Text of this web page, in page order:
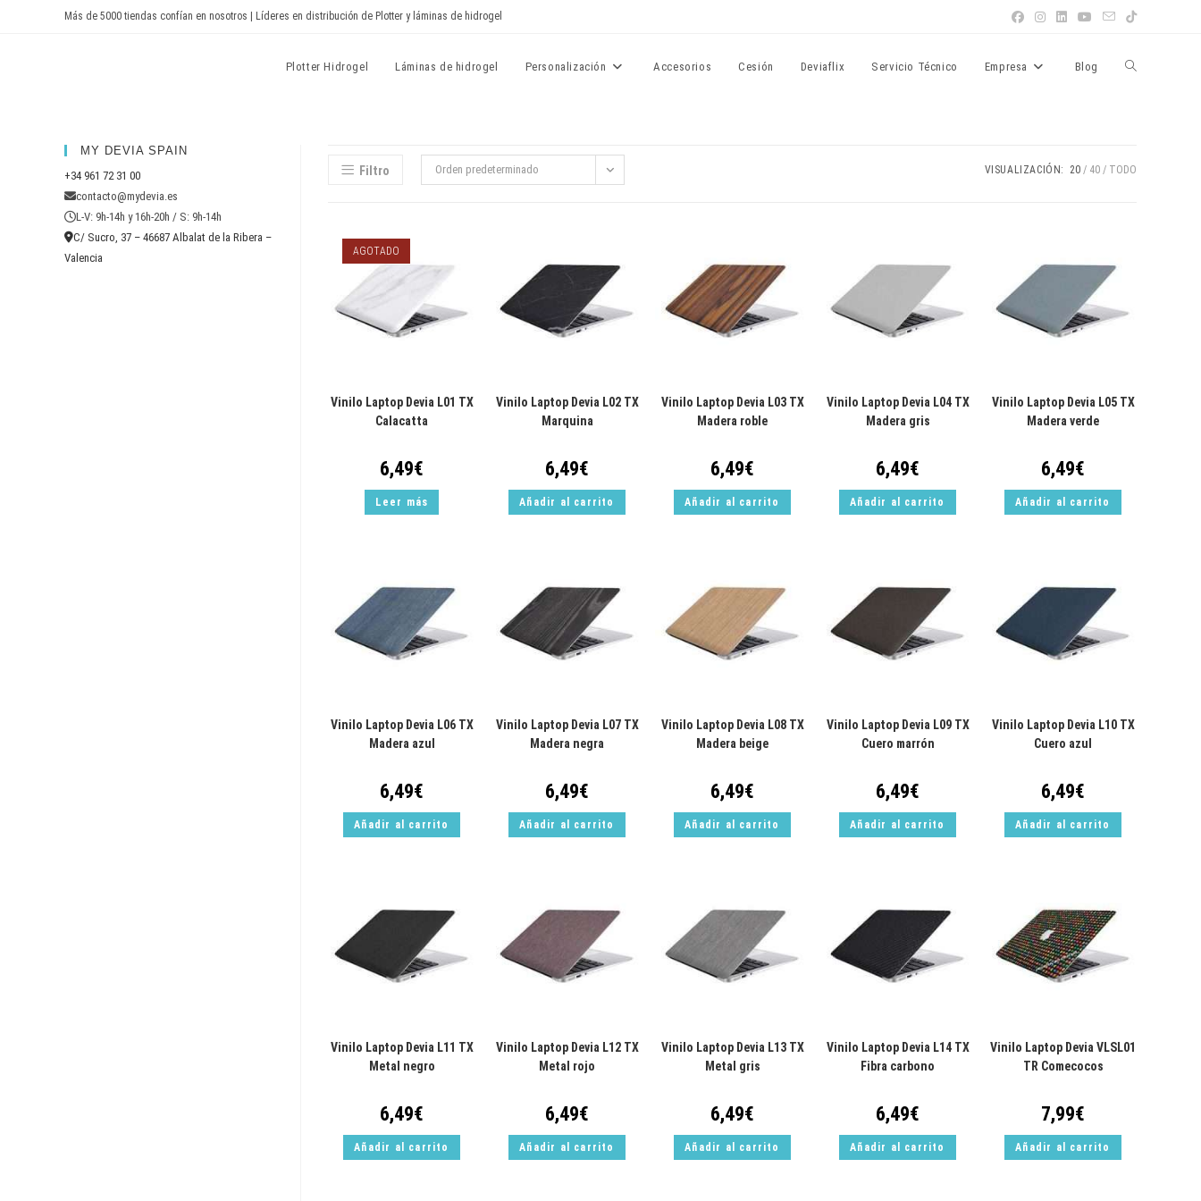
Más de 5000 tiendas confían en nosotros | Líderes en distribución de Plotter y láminas de hidrogel
Plotter Hidrogel Láminas de hidrogel Personalización Accesorios Cesión Deviaflix Servicio Técnico Empresa Blog Alternar
MY DEVIA SPAIN
+34 961 72 31 00
contacto@mydevia.es
L-V: 9h-14h y 16h-20h / S: 9h-14h
C/ Sucro, 37 – 46687 Albalat de la Ribera –
Valencia
Filtro Orden predeterminado VISUALIZACIÓN: 20 40 TODO
AGOTADO
Vinilo Laptop Devia L01 TX
Calacatta
6,49€
Leer más
Vinilo Laptop Devia L02 TX
Marquina
6,49€
Añadir al carrito
Vinilo Laptop Devia L03 TX
Madera roble
6,49€
Añadir al carrito
Vinilo Laptop Devia L04 TX
Madera gris
6,49€
Añadir al carrito
Vinilo Laptop Devia L05 TX
Madera verde
6,49€
Añadir al carrito
Vinilo Laptop Devia L06 TX
Madera azul
6,49€
Añadir al carrito
Vinilo Laptop Devia L07 TX
Madera negra
6,49€
Añadir al carrito
Vinilo Laptop Devia L08 TX
Madera beige
6,49€
Añadir al carrito
Vinilo Laptop Devia L09 TX
Cuero marrón
6,49€
Añadir al carrito
Vinilo Laptop Devia L10 TX
Cuero azul
6,49€
Añadir al carrito
Vinilo Laptop Devia L11 TX
Metal negro
6,49€
Añadir al carrito
Vinilo Laptop Devia L12 TX
Metal rojo
6,49€
Añadir al carrito
Vinilo Laptop Devia L13 TX
Metal gris
6,49€
Añadir al carrito
Vinilo Laptop Devia L14 TX
Fibra carbono
6,49€
Añadir al carrito
Vinilo Laptop Devia VLSL01
TR Comecocos
7,99€
Añadir al carrito